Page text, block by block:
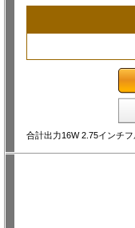
合計出力16W 2.75インチ